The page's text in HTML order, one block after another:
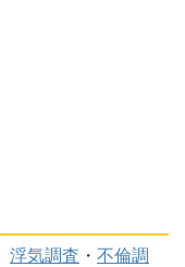
浮気調査 ・ 不倫調